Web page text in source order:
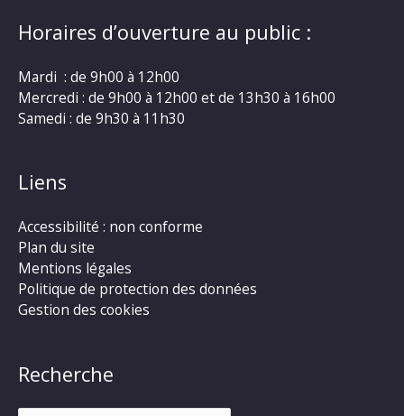
Horaires d’ouverture au public :
Mardi : de 9h00 à 12h00
Mercredi : de 9h00 à 12h00 et de 13h30 à 16h00
Samedi : de 9h30 à 11h30
Liens
Accessibilité : non conforme
Plan du site
Mentions légales
Politique de protection des données
Gestion des cookies
Recherche